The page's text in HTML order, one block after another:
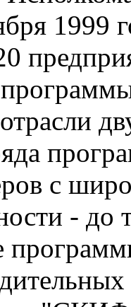
1999
с
- до